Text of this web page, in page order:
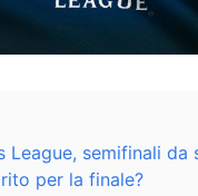
League, semifinali da
per la finale?